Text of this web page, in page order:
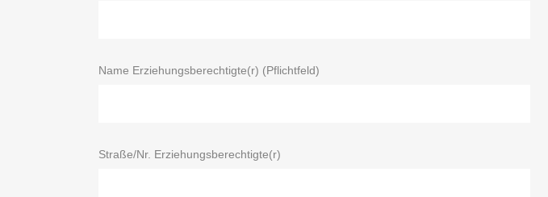
Name Erziehungsberechtigte(r) (Pflichtfeld)
Straße/Nr. Erziehungsberechtigte(r)